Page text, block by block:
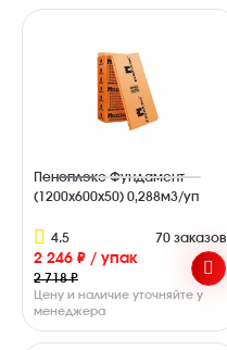
Пеноплэкс Фундамент
(1200х600х50) 0,288м3/уп
4.5 70 заказов
2 246 ₽ / упак
2 718 ₽
Цену и наличие уточняйте у
менеджера